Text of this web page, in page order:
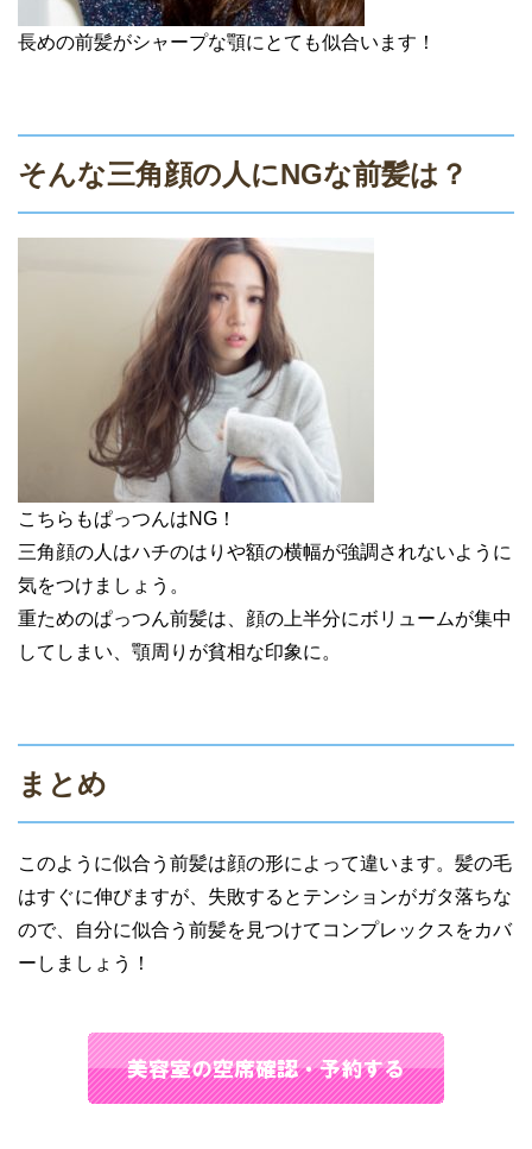
長めの前髪がシャープな顎にとても似合います！
そんな三角顔の人にNGな前髪は？
こちらもぱっつんはNG！
三角顔の人はハチのはりや額の横幅が強調されないように
気をつけましょう。
重ためのぱっつん前髪は、顔の上半分にボリュームが集中
してしまい、顎周りが貧相な印象に。
まとめ
このように似合う前髪は顔の形によって違います。髪の毛
はすぐに伸びますが、失敗するとテンションがガタ落ちな
ので、自分に似合う前髪を見つけてコンプレックスをカバ
ーしましょう！